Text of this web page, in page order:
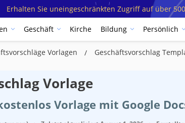
Erhalten Sie uneingeschränkten Zugriff auf über
Geschäft Kirche Bildung Persönlich
Vorlagen Geschäftsvorschlag
Vorlage
Vorlage mit Google